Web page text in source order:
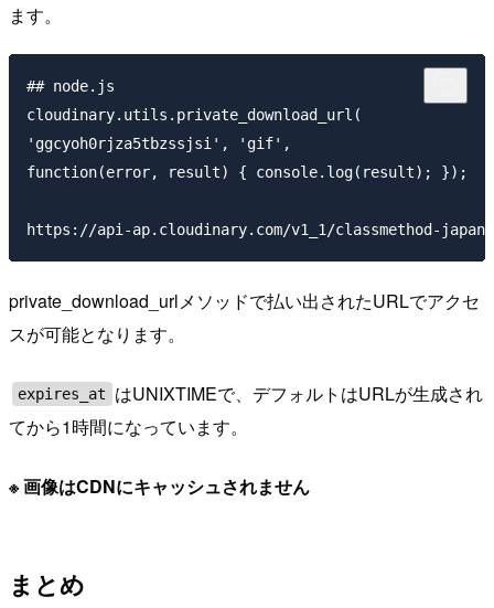
ます。
## node.js
cloudinary.utils.private_download_url(
'ggcyoh0rjza5tbzssjsi', 'gif',
function(error, result) { console.log(result); });
private_download_urlメソッドで払い出されたURLでアクセ
スが可能となります。
expires_at
はUNIXTIMEで、デフォルトはURLが生成され
てから1時間になっています。
※ 画像はCDNにキャッシュされません
まとめ